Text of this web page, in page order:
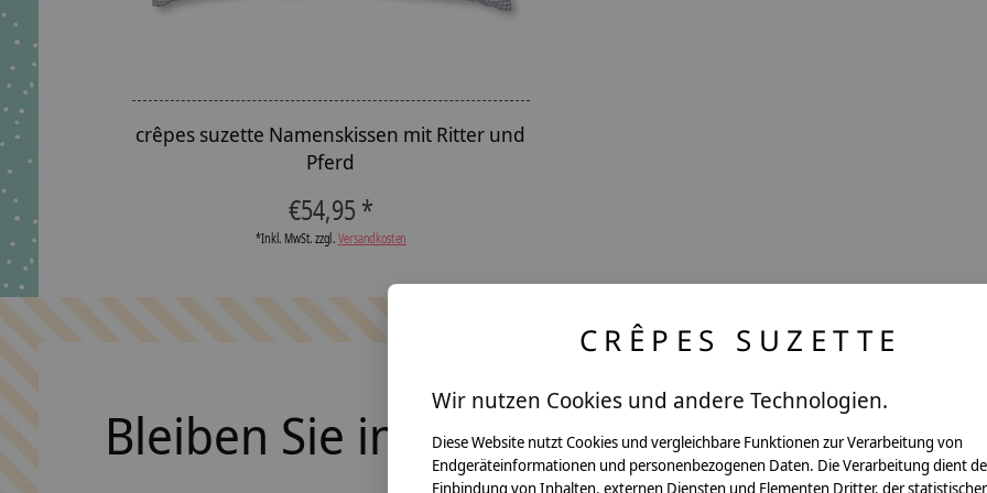
crêpes suzette Namenskissen mit Ritter und
Pferd
€54,95 *
*Inkl. MwSt. zzgl.Versandkosten
Bleiben Sie in Kontakt
CRÊPES SUZETTE
Wir nutzen Cookies und andere Technologien.
Diese Website nutzt Cookies und vergleichbare Funktionen zur Verarbeitung von
Endgeräteinformationen und personenbezogenen Daten. Die Verarbeitung dient
Einbindung von Inhalten, externen Diensten und Elementen Dritter, der